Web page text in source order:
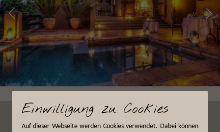
Einwilligung zu Cookies
Auf dieser Webseite werden Cookies verwendet. Dabei können